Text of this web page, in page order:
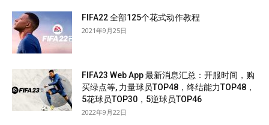
FIFA22 全部125个花式动作教程
2021年9月25日
FIFA23 Web App 最新消息汇总：开服时间，购
买绿点等, 力量球员TOP48，终结能力TOP48，
5花球员TOP30，5逆球员TOP46
2022年9月22日